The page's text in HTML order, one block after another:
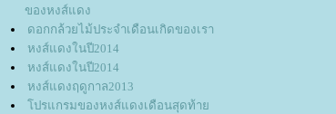
ของหงส์แดง
ดอกกล้วยไม้ประจำเดือนเกิดของเรา
หงส์แดงในปี2014
หงส์แดงในปี2014
หงส์แดงฤดูกาล2013
ปรแกรมของหงส์แดงเดือนสุดท้า